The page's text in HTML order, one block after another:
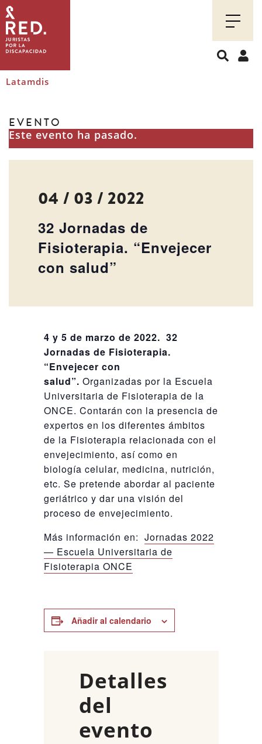
Juristas
por
la
discapacidad
Latamdis
EVENTO
Este evento ha pasado.
04 / 03 / 2022
32 Jornadas de
Fisioterapia. “Envejecer
con salud”
4 y 5 de marzo de 2022. 32
Jornadas de Fisioterapia.
“Envejecer con
salud”. Organizadas por la Escuela
Universitaria de Fisioterapia de la
ONCE. Contarán con la presencia de
expertos en los diferentes ámbitos
de la Fisioterapia relacionada con el
envejecimiento, así como en
biología celular, medicina, nutrición,
etc. Se pretende abordar al paciente
geriátrico y dar una visión del
proceso de envejecimiento.
Más información en: Jornadas 2022
— Escuela Universitaria de
Fisioterapia ONCE
Añadir al calendario
Detalles
del
evento